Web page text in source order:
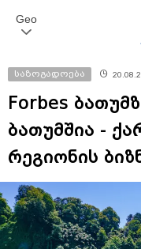
Geo
საზოგადოება
Forbes
ბათუმშია -
რეგიონის